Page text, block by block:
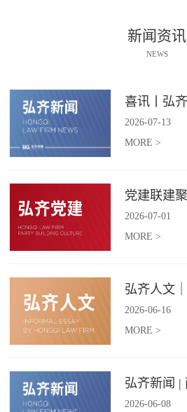
新闻资讯
NEWS
2026-07-13
MORE >
2026-07-01
MORE >
2026-06-16
MORE >
2026-06-08